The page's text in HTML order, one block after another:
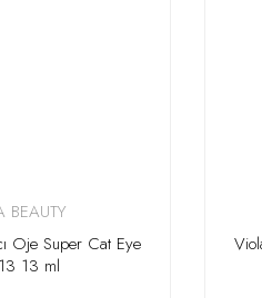
BEAUTY
Oje Super Cat Eye
13 ml